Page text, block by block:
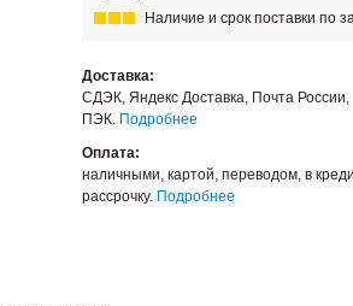
Наличие и срок поставки по
Доставка:
СДЭК, Яндекс Доставка, Почта России,
ПЭК. Подробнее
Оплата:
наличными, картой, переводом, в
рассрочку. Подробнее